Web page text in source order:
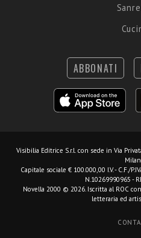
ABBONATI
Visibilia Editrice S.r.l. con sede in Via
Capitale sociale € 100.000,00 I.V. - C.F./
N.10269990965 -
Novella 2000 © 2026. Iscritta al ROC
letteraria ed